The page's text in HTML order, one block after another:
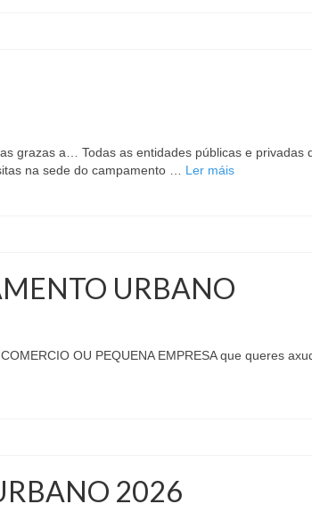
grazas a… Todas as entidades públicas e privadas
na sede do campamento … Ler máis
URBANO
OU PEQUENA EMPRESA que queres
2026